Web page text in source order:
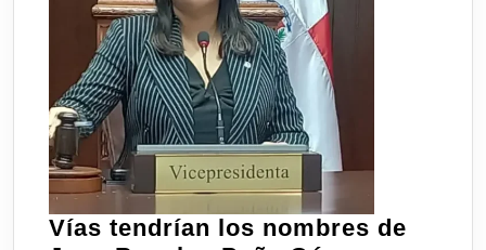
Vías tendrían los nombres de